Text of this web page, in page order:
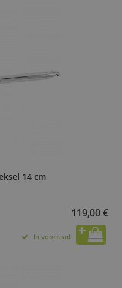
14 cm
119,00 €
In voorraad